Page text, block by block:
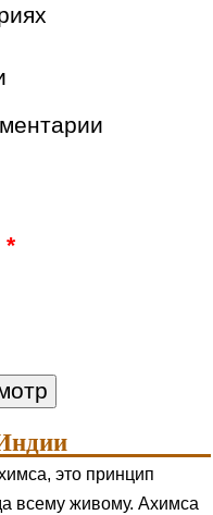
*
это принцип
всему живому. Ахимса